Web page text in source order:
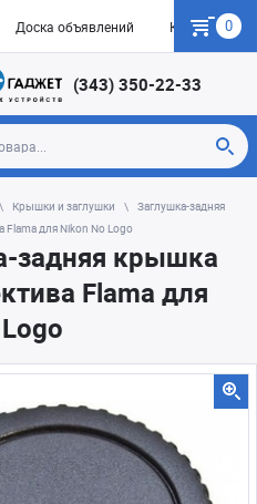
Доска объявлений Как купить
0
(343) 350-22-33
Крышки и заглушки
Заглушка-задняя
для Nikon No Logo
задняя крышка
Flama для